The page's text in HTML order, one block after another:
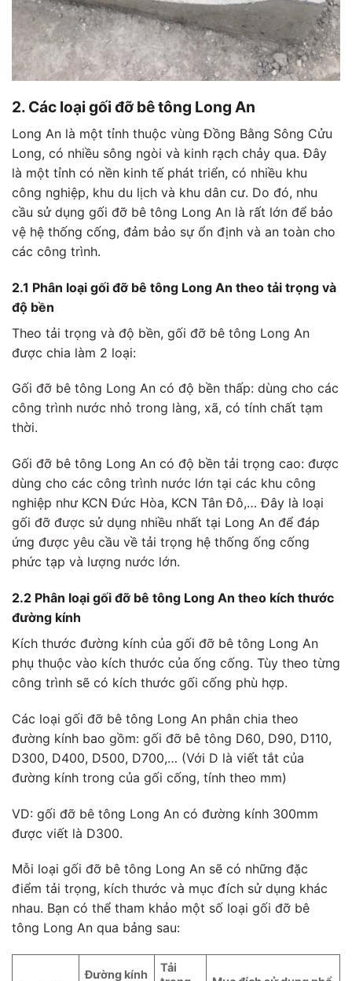
2. Các loại gối đỡ bê tông Long An
Long An là một tỉnh thuộc vùng Đồng Bằng Sông Cửu
Long, có nhiều sông ngòi và kinh rạch chảy qua. Đây
là một tỉnh có nền kinh tế phát triển, có nhiều khu
công nghiệp, khu du lịch và khu dân cư. Do đó, nhu
cầu sử dụng gối đỡ bê tông Long An là rất lớn để bảo
vệ hệ thống cống, đảm bảo sự ổn định và an toàn cho
các công trình.
2.1 Phân loại gối đỡ bê tông Long An theo tải trọng và
độ bền
Theo tải trọng và độ bền, gối đỡ bê tông Long An
được chia làm 2 loại:
Gối đỡ bê tông Long An có độ bền thấp: dùng cho các
công trình nước nhỏ trong làng, xã, có tính chất tạm
thời.
Gối đỡ bê tông Long An có độ bền tải trọng cao: được
dùng cho các công trình nước lớn tại các khu công
nghiệp như KCN Đức Hòa, KCN Tân Đô,… Đây là loại
gối đỡ được sử dụng nhiều nhất tại Long An để đáp
ứng được yêu cầu về tải trọng hệ thống ống cống
phức tạp và lượng nước lớn.
2.2 Phân loại gối đỡ bê tông Long An theo kích thước
đường kính
Kích thước đường kính của gối đỡ bê tông Long An
phụ thuộc vào kích thước của ống cống. Tùy theo từng
công trình sẽ có kích thước gối cống phù hợp.
Các loại gối đỡ bê tông Long An phân chia theo
đường kính bao gồm: gối đỡ bê tông D60, D90, D110,
D300, D400, D500, D700,… (Với D là viết tắt của
đường kính trong của gối cống, tính theo mm)
VD: gối đỡ bê tông Long An có đường kính 300mm
được viết là D300.
Mỗi loại gối đỡ bê tông Long An sẽ có những đặc
điểm tải trọng, kích thước và mục đích sử dụng khác
nhau. Bạn có thể tham khảo một số loại gối đỡ bê
tông Long An qua bảng sau:
Đường kính
Tải